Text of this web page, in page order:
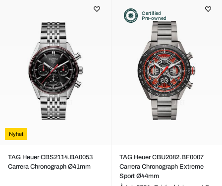
Nyhet
TAG Heuer CBS2114.BA0053
Carrera Chronograph Ø41mm
Certified
Pre-owned
TAG Heuer CBU2082.BF0007
Carrera Chronograph Extreme
Sport Ø44mm